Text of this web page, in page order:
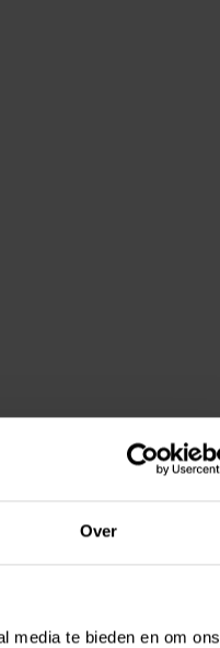
Over
media te bieden en om ons